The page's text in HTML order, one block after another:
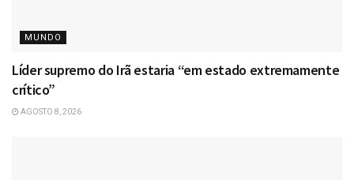
MUNDO
Líder supremo do Irã estaria “em estado extremamente
crítico”
AGOSTO 8, 2026